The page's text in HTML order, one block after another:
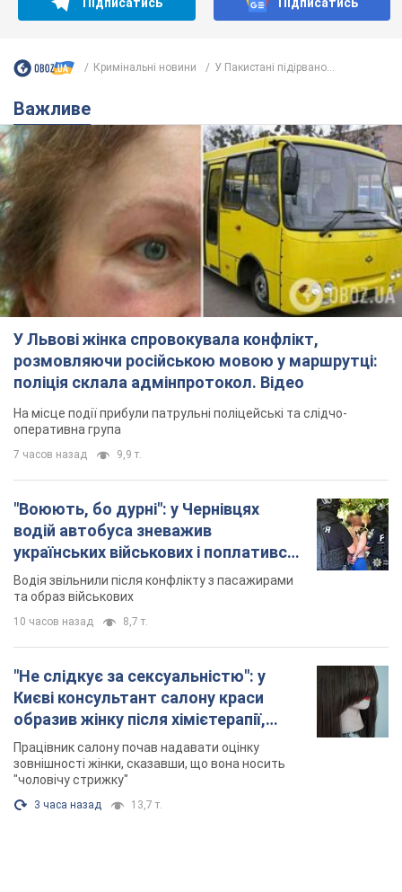
Кримінальні новини У Пакистані підірвано...
Важливе
У Львові жінка спровокувала конфлікт,
розмовляючи російською мовою у маршрутці:
поліція склала адмінпротокол. Відео
На місце події прибули патрульні поліцейські та слідчо-
оперативна група
7 часов назад 9,9 т.
"Воюють, бо дурні": у Чернівцях
водій автобуса зневажив
українських військових і поплатився.
Відео
Водія звільнили після конфлікту з пасажирами
та образ військових
10 часов назад 8,7 т.
"Не слідкує за сексуальністю": у
Києві консультант салону краси
образив жінку після хімієтерапії,
розгорівся скандал. Фото
Працівник салону почав надавати оцінку
зовнішності жінки, сказавши, що вона носить
"чоловічу стрижку"
3 часа назад 13,7 т.